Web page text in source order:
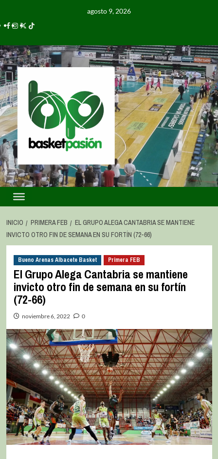
agosto 9, 2026
INICIO PRIMERA FEB
EL GRUPO ALEGA CANTABRIA SE MANTIENE
INVICTO OTRO FIN DE SEMANA EN SU FORTÍN (72-66)
Bueno Arenas Albacete Basket Primera FEB
El Grupo Alega Cantabria se mantiene
invicto otro fin de semana en su fortín
(72-66)
noviembre 6, 2022 0